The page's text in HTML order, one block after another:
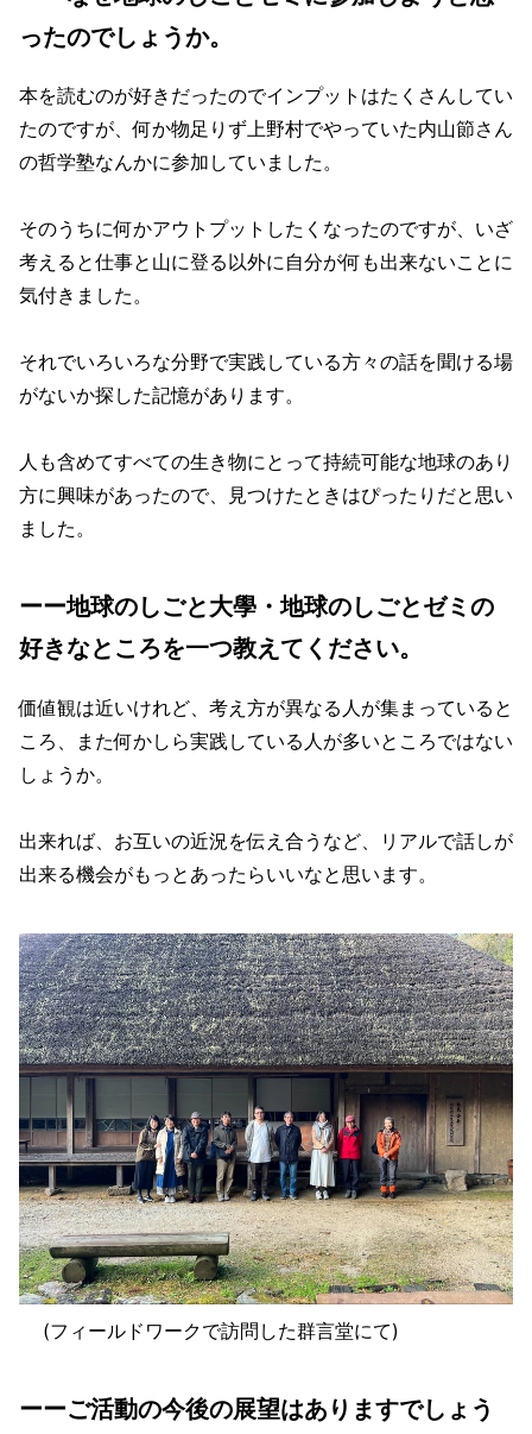
ったのでしょうか。
本を読むのが好きだったのでインプットはたくさんしてい
たのですが、何か物足りず上野村でやっていた内山節さん
の哲学塾なんかに参加していました。
そのうちに何かアウトプットしたくなったのですが、いざ
考えると仕事と山に登る以外に自分が何も出来ないことに
気付きました。
それでいろいろな分野で実践している方々の話を聞ける場
がないか探した記憶があります。
人も含めてすべての生き物にとって持続可能な地球のあり
方に興味があったので、見つけたときはぴったりだと思い
ました。
ーー地球のしごと大學・地球のしごとゼミの
好きなところを一つ教えてください。
価値観は近いけれど、考え方が異なる人が集まっていると
ころ、また何かしら実践している人が多いところではない
しょうか。
出来れば、お互いの近況を伝え合うなど、リアルで話しが
出来る機会がもっとあったらいいなと思います。
(フィールドワークで訪問した群言堂にて)
ーーご活動の今後の展望はありますでしょう